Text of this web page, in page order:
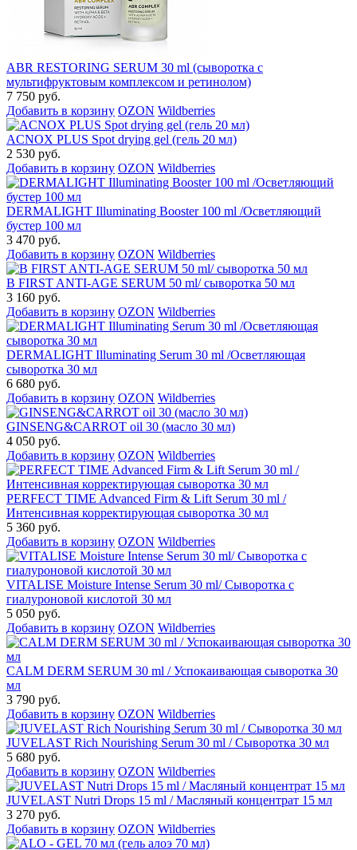
ABR RESTORING SERUM 30 ml (сыворотка с
мультифруктовым комплексом и ретинолом)
7 750 руб.
Добавить в корзину OZON Wildberries
ACNOX PLUS Spot drying gel (гель 20 мл)
2 530 руб.
Добавить в корзину OZON Wildberries
DERMALIGHT Illuminating Booster 100 ml /Осветляющий
бустер 100 мл
3 470 руб.
Добавить в корзину OZON Wildberries
B FIRST ANTI-AGE SERUM 50 ml/ сыворотка 50 мл
3 160 руб.
Добавить в корзину OZON Wildberries
DERMALIGHT Illuminating Serum 30 ml /Осветляющая
сыворотка 30 мл
6 680 руб.
Добавить в корзину OZON Wildberries
GINSENG&CARROT oil 30 (масло 30 мл)
4 050 руб.
Добавить в корзину OZON Wildberries
PERFECT TIME Advanced Firm & Lift Serum 30 ml /
Интенсивная корректирующая сыворотка 30 мл
5 360 руб.
Добавить в корзину OZON Wildberries
VITALISE Moisture Intense Serum 30 ml/ Сыворотка с
гиалуроновой кислотой 30 мл
5 050 руб.
Добавить в корзину OZON Wildberries
CALM DERM SERUM 30 ml / Успокаивающая сыворотка 30
мл
3 790 руб.
Добавить в корзину OZON Wildberries
JUVELAST Rich Nourishing Serum 30 ml / Сыворотка 30 мл
5 680 руб.
Добавить в корзину OZON Wildberries
JUVELAST Nutri Drops 15 ml / Масляный концентрат 15 мл
3 270 руб.
Добавить в корзину OZON Wildberries